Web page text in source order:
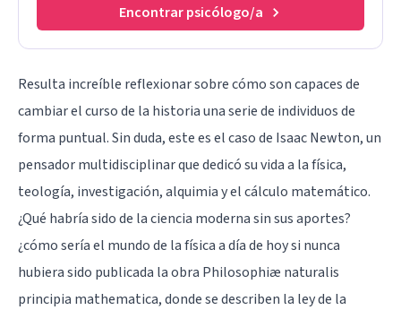
Encontrar psicólogo/a
Resulta increíble reflexionar sobre cómo son capaces de
cambiar el curso de la historia una serie de individuos de
forma puntual. Sin duda, este es el caso de Isaac Newton, un
pensador multidisciplinar que dedicó su vida a la física,
teología, investigación, alquimia y el cálculo matemático.
¿Qué habría sido de la ciencia moderna sin sus aportes?
¿cómo sería el mundo de la física a día de hoy si nunca
hubiera sido publicada la obra Philosophiæ naturalis
principia mathematica, donde se describen la ley de la